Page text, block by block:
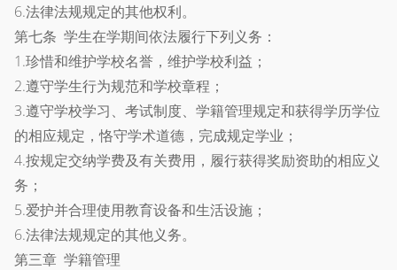
6.法律法规规定的其他权利。
第七条 学生在学期间依法履行下列义务：
1.珍惜和维护学校名誉，维护学校利益；
2.遵守学生行为规范和学校章程；
3.遵守学校学习、考试制度、学籍管理规定和获得学历学位
的相应规定，恪守学术道德，完成规定学业；
4.按规定交纳学费及有关费用，履行获得奖励资助的相应义
务；
5.爱护并合理使用教育设备和生活设施；
6.法律法规规定的其他义务。
第三章 学籍管理